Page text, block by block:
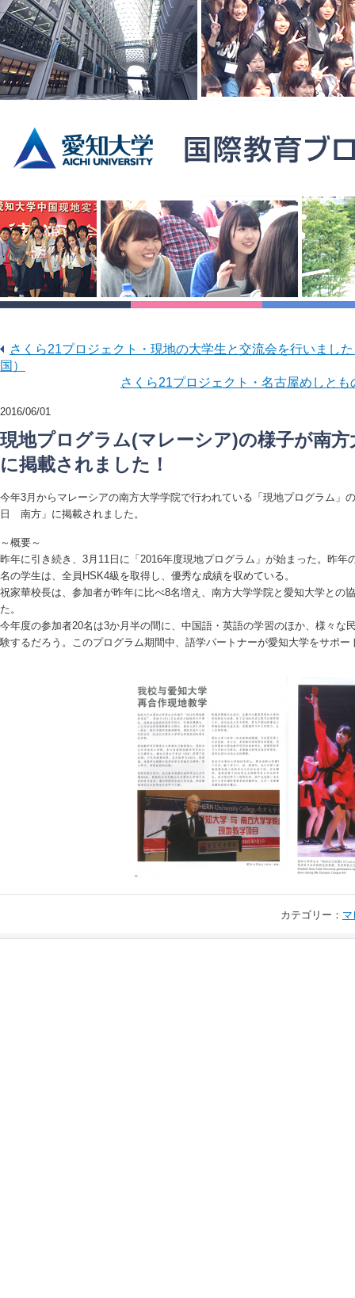
さくら21プロジェクト・現地の大学生と交流会を行いまし
国）
さくら21プロジェクト・名古屋めしと
2016/06/01
現地プログラム(マレーシア)の様子が南方
に掲載されました！
今年3月からマレーシアの南方大学学院で行われている「現地プログラム」
日 南方」に掲載されました。
～概要～
昨年に引き続き、3月11日に「2016年度現地プログラム」が始まった。昨年
名の学生は、全員HSK4級を取得し、優秀な成績を収めている。
祝家華校長は、参加者が昨年に比べ8名増え、南方大学学院と愛知大学との
た。
今年度の参加者20名は3か月半の間に、中国語・英語の学習のほか、様々な
験するだろう。このプログラム期間中、語学パートナーが愛知大学をサポー
カテゴリー：